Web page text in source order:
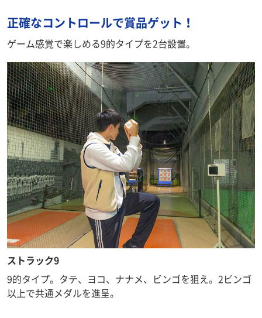
正確なコントロールで賞品ゲット！
ゲーム感覚で楽しめる9的タイプを2台設置。
ストラック9
9的タイプ。タテ、ヨコ、ナナメ、ビンゴを狙え。2ビンゴ
以上で共通メダルを進呈。